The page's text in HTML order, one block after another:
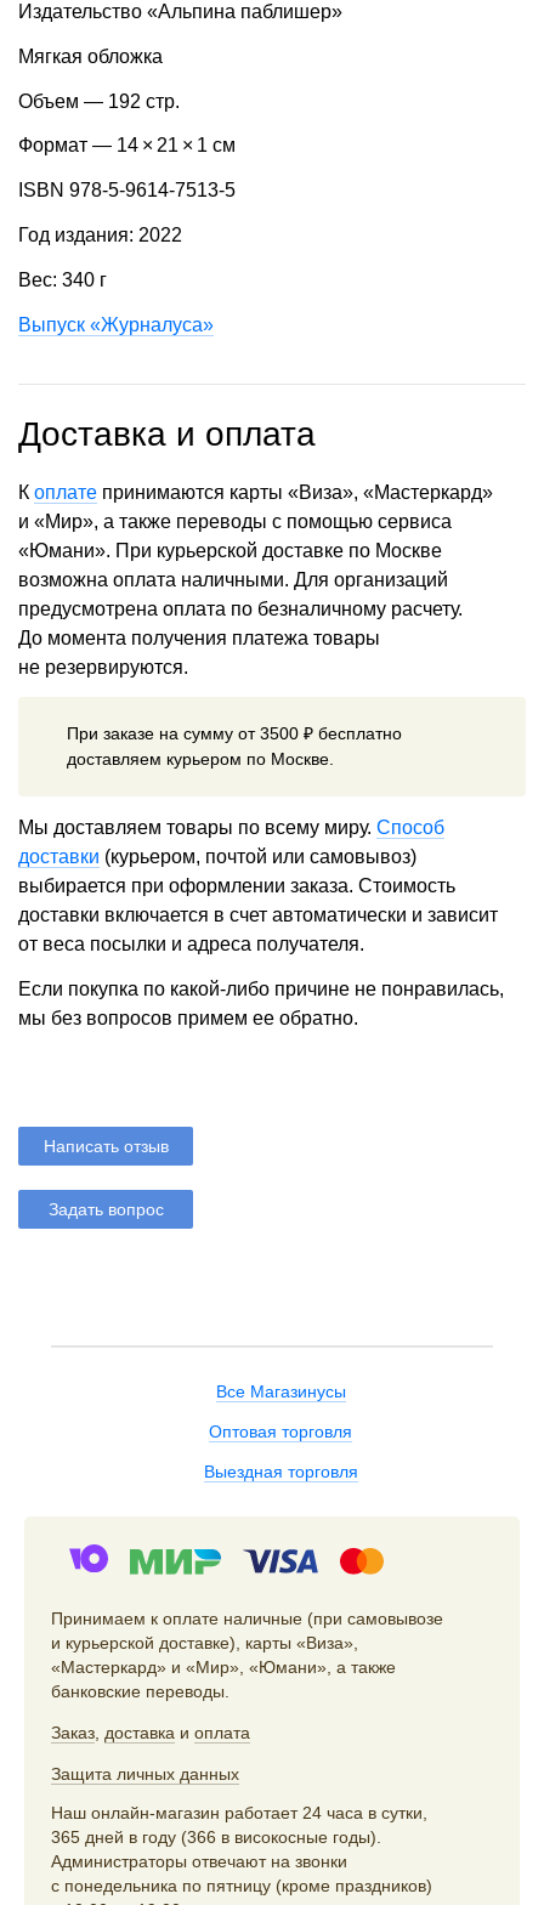
Издательство «Альпина паблишер»
Мягкая обложка
Объем — 192 стр.
Формат — 14 × 21 × 1 см
ISBN 978-5-9614-7513-5
Год издания: 2022
Вес: 340 г
Выпуск «Журналуса»
Доставка и оплата
К оплате принимаются карты «Виза», «Мастеркард»
и «Мир», а также переводы с помощью сервиса
«Юмани». При курьерской доставке по Москве
возможна оплата наличными. Для организаций
предусмотрена оплата по безналичному расчету.
До момента получения платежа товары
не резервируются.
При заказе на сумму от 3500 ₽ бесплатно
доставляем курьером по Москве.
Мы доставляем товары по всему миру. Способ
доставки (курьером, почтой или самовывоз)
выбирается при оформлении заказа. Стоимость
доставки включается в счет автоматически и зависит
от веса посылки и адреса получателя.
Если покупка по какой-либо причине не понравилась,
мы без вопросов примем ее обратно.
Написать отзыв
Задать вопрос
Все Магазинусы
Оптовая торговля
Выездная торговля
Принимаем к оплате наличные (при самовывозе
и курьерской доставке), карты «Виза»,
«Мастеркард» и «Мир», «Юмани», а также
банковские переводы.
Заказ доставка и оплата
Защита личных данных
Наш онлайн-магазин работает 24 часа в сутки,
365 дней в году (366 в високосные годы).
Администраторы отвечают на звонки
с понедельника по пятницу (кроме праздников)